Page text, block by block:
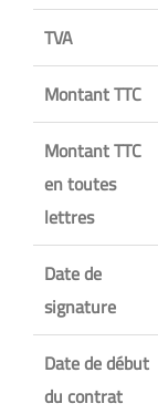
TVA
Montant TTC
Montant TTC
en toutes
lettres
Date de
signature
Date de début
du contrat